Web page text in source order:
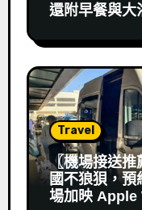
還附早餐與大
Travel
〖機場接送推
國不狼狽，預
場加映 Apple